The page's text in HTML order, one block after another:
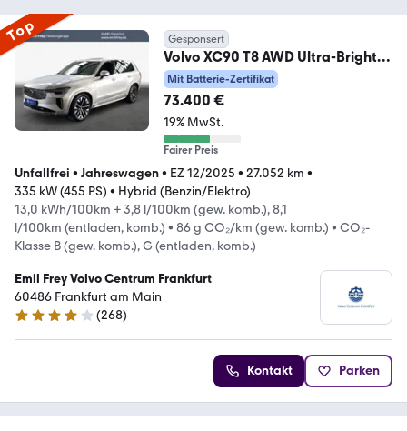
Top Gesponsert
Volvo XC90 T8 AWD Ultra-Bright
Neues-Modell Luftfahrwe
Mit Batterie-Zertifikat
73.400 €
19% MwSt.
Fairer Preis
Unfallfrei • Jahreswagen• EZ 12/2025 • 27.052 km •
335 kW (455 PS) • Hybrid (Benzin/Elektro)
13,0 kWh/100km + 3,8 l/100km (gew. komb.), 8,1
l/100km (entladen, komb.) • 86 g CO₂/km (gew. komb.) • CO₂-
Klasse B (gew. komb.), G (entladen, komb.)
Emil Frey Volvo Centrum Frankfurt
60486 Frankfurt am Main
3.8 Sterne
(268)
Kontakt Parken